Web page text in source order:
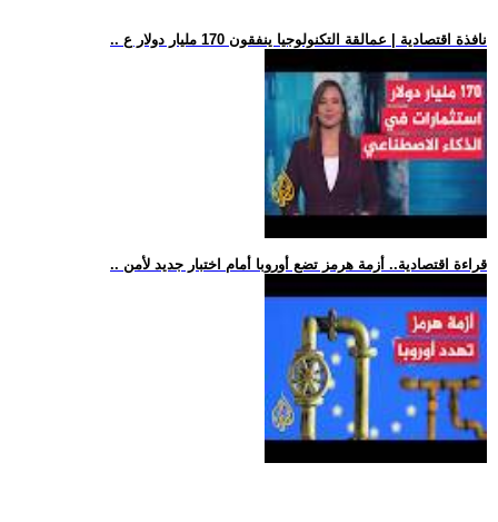
.. نافذة اقتصادية | عمالقة التكنولوجيا ينفقون 170 مليار دولار ع
.. قراءة اقتصادية.. أزمة هرمز تضع أوروبا أمام اختبار جديد لأمن